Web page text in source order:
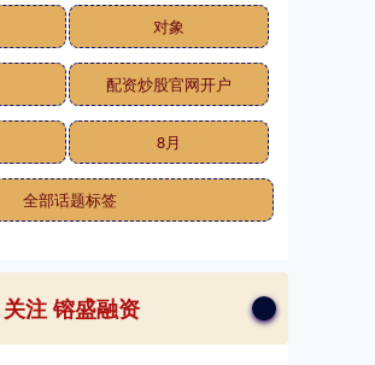
对象
配资炒股官网开户
8月
全部话题标签
关注 镕盛融资